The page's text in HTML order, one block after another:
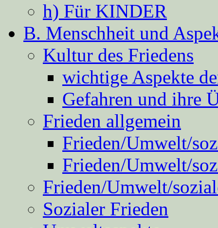
h) Für KINDER
B. Menschheit und
Kultur des Friedens
wichtige Aspekte
Gefahren und ihre
Frieden allgemein
Frieden/Umwelt/
Frieden/Umwelt/
Frieden/Umwelt/
Sozialer Frieden